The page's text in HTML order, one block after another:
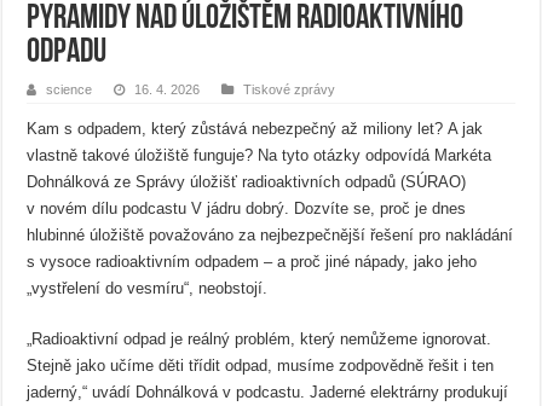
Pyramidy nad úložištěm radioaktivního
odpadu
science 16. 4. 2026 Tiskové zprávy
Kam s odpadem, který zůstává nebezpečný až miliony let? A jak
vlastně takové úložiště funguje? Na tyto otázky odpovídá Markéta
Dohnálková ze Správy úložišť radioaktivních odpadů (SÚRAO)
v novém dílu podcastu V jádru dobrý. Dozvíte se, proč je dnes
hlubinné úložiště považováno za nejbezpečnější řešení pro nakládání
s vysoce radioaktivním odpadem – a proč jiné nápady, jako jeho
„vystřelení do vesmíru“, neobstojí.
„Radioaktivní odpad je reálný problém, který nemůžeme ignorovat.
Stejně jako učíme děti třídit odpad, musíme zodpovědně řešit i ten
jaderný,“ uvádí Dohnálková v podcastu. Jaderné elektrárny produkují